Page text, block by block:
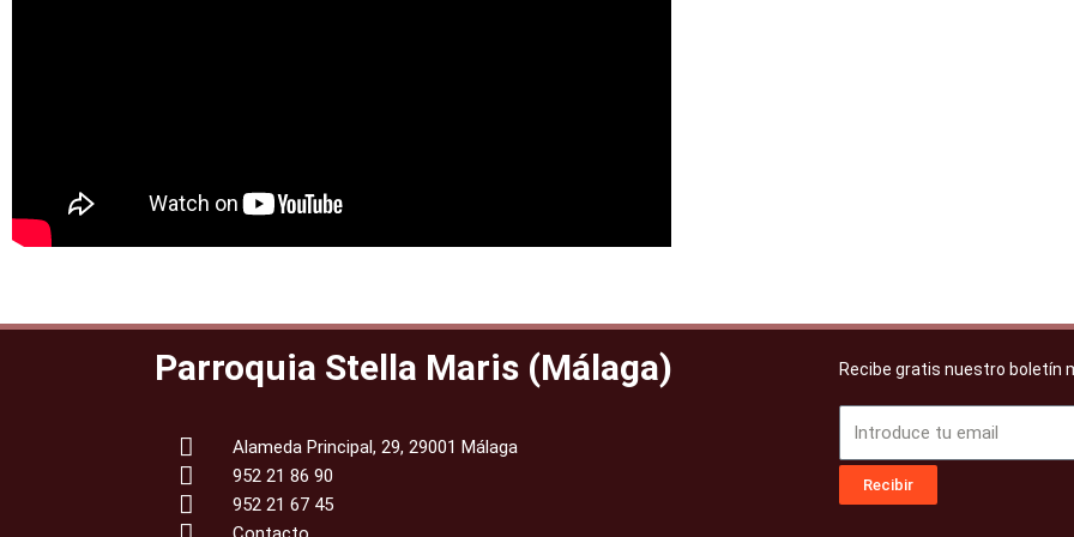
Parroquia Stella Maris (Málaga)
Alameda Principal, 29, 29001 Málaga
952 21 86 90
952 21 67 45
Recibe gratis nuestro boletín
Recibir